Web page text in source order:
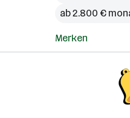
ab 2.800 €
Merken